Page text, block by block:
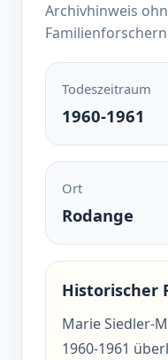
Archivhinweis
Todeszeitraum
1960-1961
Ort
Rodange
Historischer
Marie Siedler-
1960-1961